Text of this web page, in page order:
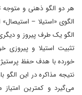
هر دو الگو ذهنی و
الگوی «استیلا –
الگو یک طرف پیروز و
تثبیت استیلا و
خورده با هدف حفظ
نتیجه مذاکره در این
می‌گیرد و کمترین